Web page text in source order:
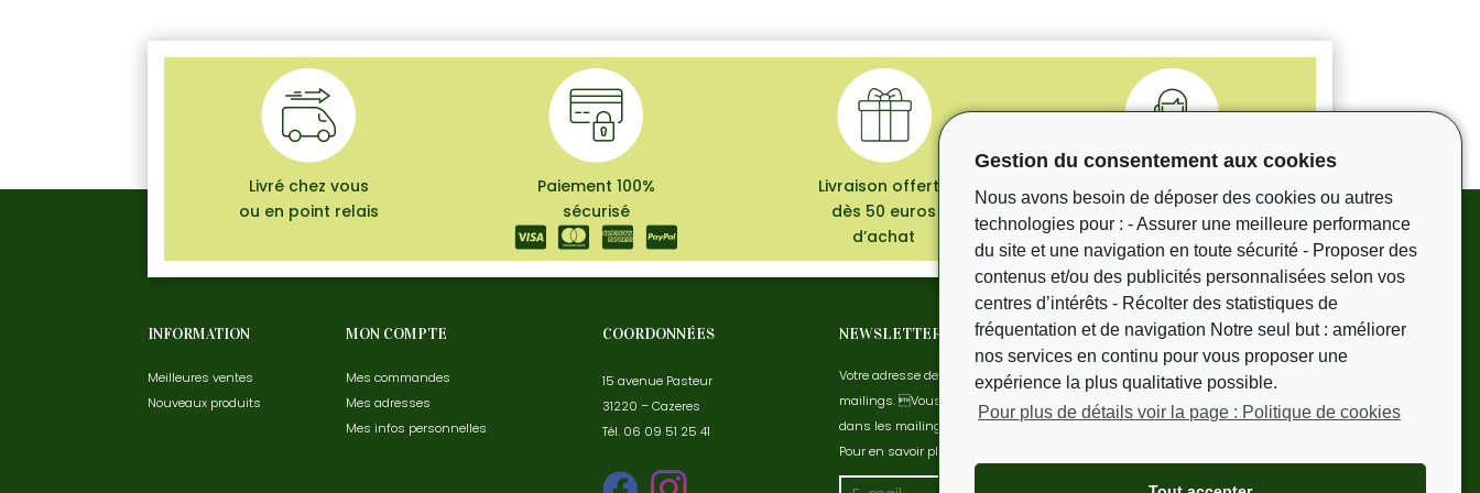
Livré chez vous
ou en point relais
Paiement 100%
sécurisé
Livraison offerte
dès 50 euros
d’achat
100% à votre écoute
support en Français
et en anglais
INFORMATION
Meilleures ventes
Nouveaux produits
MON COMPTE
Mes commandes
Mes adresses
Mes infos personnelles
COORDONNÉES
15 avenue Pasteur
31220 – Cazeres
Tél. 06 09 51 25 41
NEWSLETTER
Votre adresse de messagerie est uniquement utilisée pour vous envoyer les
mailings. Vous pouvez à tout moment utiliser le lien de désabonnement intégré
dans les mailings.
Pour en savoir plus, consultez nos mentions légales.
Gestion du consentement aux cookies
Nous avons besoin de déposer des cookies ou autres
technologies pour : - Assurer une meilleure performance
du site et une navigation en toute sécurité - Proposer des
contenus et/ou des publicités personnalisées selon vos
centres d’intérêts - Récolter des statistiques de
fréquentation et de navigation Notre seul but : améliorer
nos services en continu pour vous proposer une
expérience la plus qualitative possible.
Pour plus de détails voir la page : Politique de cookies